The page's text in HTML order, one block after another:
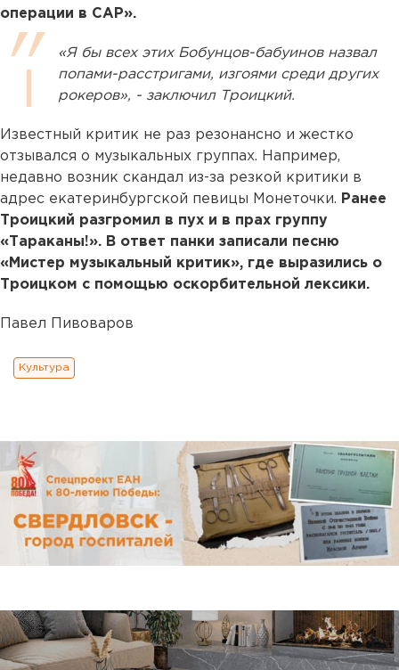
операции в САР».
«Я бы всех этих Бобунцов-бабуинов назвал
попами-расстригами, изгоями среди других
рокеров», - заключил Троицкий.
Известный критик не раз резонансно и жестко
отзывался о музыкальных группах. Например,
недавно возник скандал из-за резкой критики в
адрес екатеринбургской певицы Монеточки. Ранее
Троицкий разгромил в пух и в прах группу
«Тараканы!». В ответ панки записали песню
«Мистер музыкальный критик», где выразились о
Троицком с помощью оскорбительной лексики.
Павел Пивоваров
Культура